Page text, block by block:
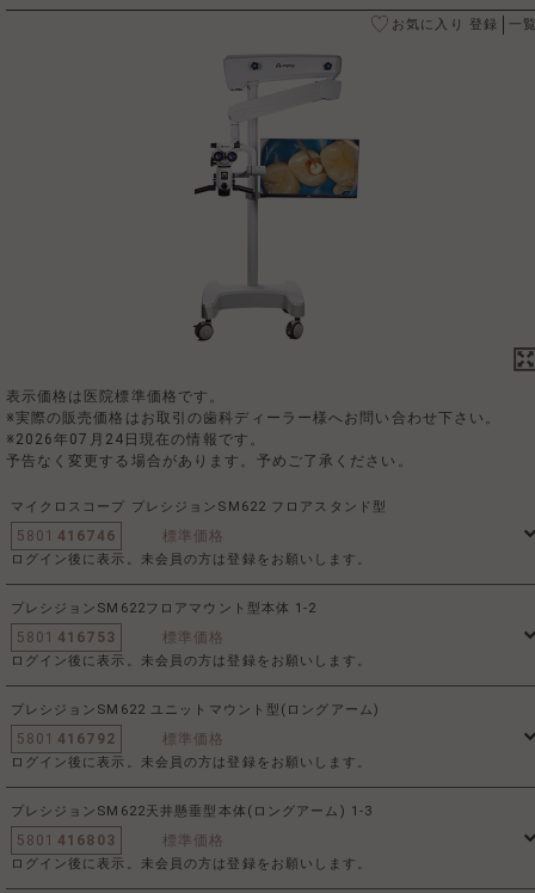
お気に入り 登録 一
表示価格は医院標準価格です。
※実際の販売価格はお取引の歯科ディーラー様へお問い合わせ下さい。
※2026年07月24日現在の情報です。
予告なく変更する場合があります。予めご了承ください。
マイクロスコープ プレシジョンSM622 フロアスタンド型
5801 416746 標準価格
ログイン後に表示。未会員の方は登録をお願いします。
プレシジョンSM622フロアマウント型本体 1-2
5801 416753 標準価格
ログイン後に表示。未会員の方は登録をお願いします。
プレシジョンSM622 ユニットマウント型(ロングアーム)
5801 416792 標準価格
ログイン後に表示。未会員の方は登録をお願いします。
プレシジョンSM622天井懸垂型本体(ロングアーム) 1-3
5801 416803 標準価格
ログイン後に表示。未会員の方は登録をお願いします。